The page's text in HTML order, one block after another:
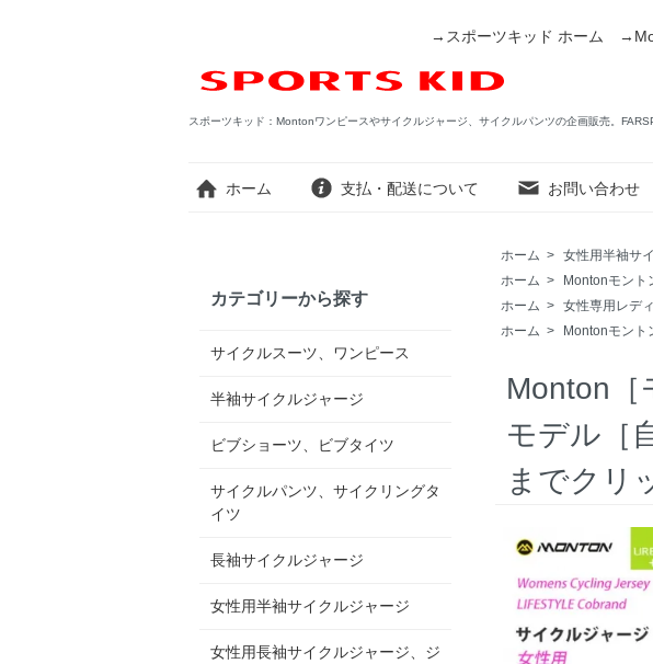
→スポーツキッド ホーム
スポーツキッド：Montonワンピースやサイクルジャージ、サイクルパンツの企画販売。
ホーム 支払・配送について お問い合わせ
ホーム > 女性用半袖サ
ホーム >
Montonモント
ホーム > 女性専用レデ
ホーム > Montonモント
Monton［
モデル［
までクリ
カテゴリーから探す
サイクルスーツ、ワンピース
半袖サイクルジャージ
ビブショーツ、ビブタイツ
サイクルパンツ、サイクリングタ
イツ
長袖サイクルジャージ
女性用半袖サイクルジャージ
女性用長袖サイクルジャージ、ジ